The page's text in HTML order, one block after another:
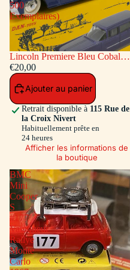
500
Exemplaires)
Lincoln Premiere Bleu Cobalt
(Série de 500 Exemplaires)
€20,00
Ajouter au panier
Retrait disponible à 115 Rue de
la Croix Nivert
Habituellement prête en
24 heures
Afficher les informations de
la boutique
BMC
Mini
Cooper
S
#177
Vainqueur
Rallye
Monte
Carlo